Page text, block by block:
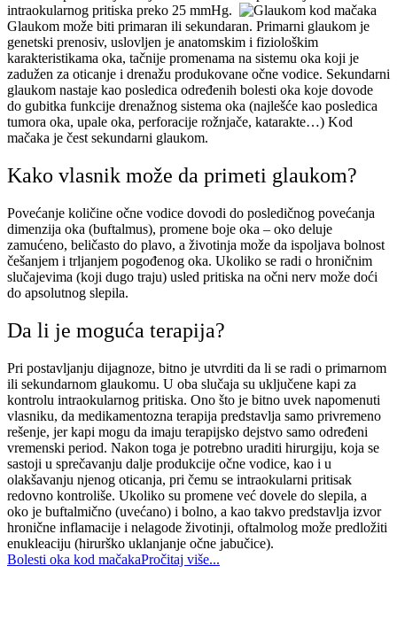
intraokularnog pritiska preko 25 mmHg.
Glaukom može biti primaran ili sekundaran. Primarni glaukom je
genetski prenosiv, uslovljen je anatomskim i fiziološkim
karakteristikama oka, tačnije promenama na sistemu oka koji je
zadužen za oticanje i drenažu produkovane očne vodice. Sekundarni
glaukom nastaje kao posledica određenih bolesti oka koje dovode
do gubitka funkcije drenažnog sistema oka (najlešće kao posledica
tumora oka, upale oka, perforacije rožnjače, katarakte…) Kod
mačaka je čest sekundarni glaukom.
Kako vlasnik može da primeti glaukom?
Povećanje količine očne vodice dovodi do posledičnog povećanja
dimenzija oka (buftalmus), promene boje oka – oko deluje
zamućeno, beličasto do plavo, a životinja može da ispoljava bolnost
češanjem i trljanjem pogođenog oka. Ukoliko se radi o hroničnim
slučajevima (koji dugo traju) usled pritiska na očni nerv može doći
do apsolutnog slepila.
Da li je moguća terapija?
Pri postavljanju dijagnoze, bitno je utvrditi da li se radi o primarnom
ili sekundarnom glaukomu. U oba slučaja su uključene kapi za
kontrolu intraokularnog pritiska. Ono što je bitno uvek napomenuti
vlasniku, da medikamentozna terapija predstavlja samo privremeno
rešenje, jer kapi mogu da imaju terapijsko dejstvo samo određeni
vremenski period. Nakon toga je potrebno uraditi hirurgiju, koja se
sastoji u sprečavanju dalje produkcije očne vodice, kao i u
olakšavanju njenog oticanja, pri čemu se intraokularni pritisak
redovno kontroliše. Ukoliko su promene već dovele do slepila, a
oko je buftalmično (uvećano) i bolno, a kao takvo predstavlja izvor
hronične inflamacije i nelagode životinji, oftalmolog može predložiti
enukleaciju (hirurško uklanjanje očne jabučice).
Bolesti oka kod mačakaPročitaj više...